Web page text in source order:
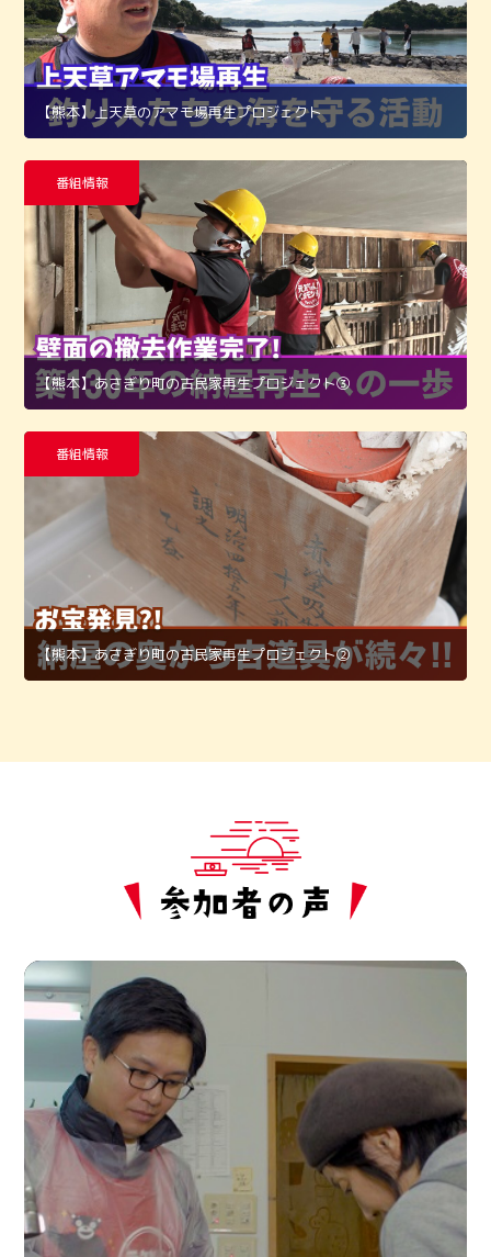
【熊本】上天草のアマモ場再生プロジェクト
番組情報
【熊本】あさぎり町の古民家再生プロジェクト➂
番組情報
【熊本】あさぎり町の古民家再生プロジェクト②